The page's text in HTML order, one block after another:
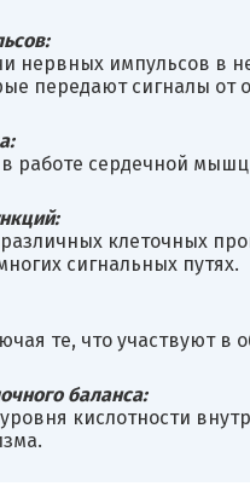
нервных импульсов в
передают сигналы от
работе сердечной
различных клеточных
сигнальных путях.
те, что участвуют в
баланса:
уровня кислотности